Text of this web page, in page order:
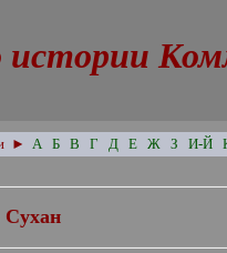
истории
► А Б В Г Д Е Ж З И-Й
Сухан